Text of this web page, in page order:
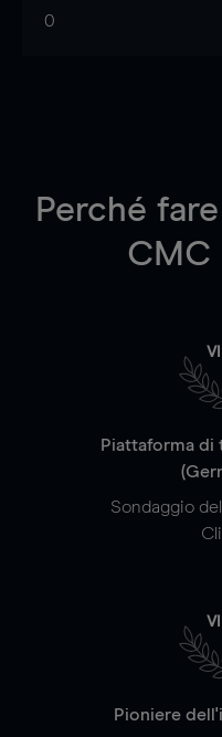
0
Perché
CMC
Piattaforma di
Sondaggio
Pioniere